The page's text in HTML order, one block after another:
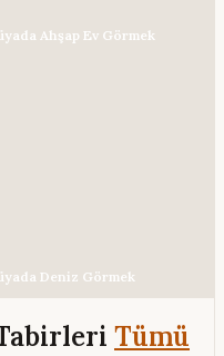
Ahşap Ev Görmek
Deniz Görmek
Tümü